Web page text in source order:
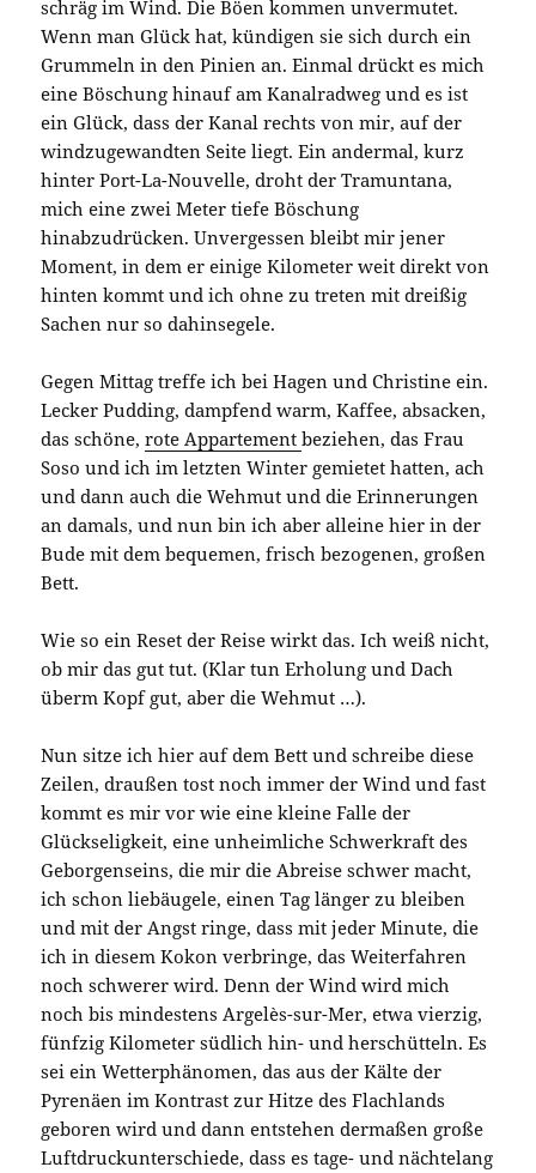
schräg im Wind. Die Böen kommen unvermutet.
Wenn man Glück hat, kündigen sie sich durch ein
Grummeln in den Pinien an. Einmal drückt es mich
eine Böschung hinauf am Kanalradweg und es ist
ein Glück, dass der Kanal rechts von mir, auf der
windzugewandten Seite liegt. Ein andermal, kurz
hinter Port-La-Nouvelle, droht der Tramuntana,
mich eine zwei Meter tiefe Böschung
hinabzudrücken. Unvergessen bleibt mir jener
Moment, in dem er einige Kilometer weit direkt von
hinten kommt und ich ohne zu treten mit dreißig
Sachen nur so dahinsegele.
Gegen Mittag treffe ich bei Hagen und Christine ein.
Lecker Pudding, dampfend warm, Kaffee, absacken,
das schöne,rote Appartementbeziehen, das Frau
Soso und ich im letzten Winter gemietet hatten, ach
und dann auch die Wehmut und die Erinnerungen
an damals, und nun bin ich aber alleine hier in der
Bude mit dem bequemen, frisch bezogenen, großen
Bett.
Wie so ein Reset der Reise wirkt das. Ich weiß nicht,
ob mir das gut tut. (Klar tun Erholung und Dach
überm Kopf gut, aber die Wehmut …).
Nun sitze ich hier auf dem Bett und schreibe diese
Zeilen, draußen tost noch immer der Wind und fast
kommt es mir vor wie eine kleine Falle der
Glückseligkeit, eine unheimliche Schwerkraft des
Geborgenseins, die mir die Abreise schwer macht,
ich schon liebäugele, einen Tag länger zu bleiben
und mit der Angst ringe, dass mit jeder Minute, die
ich in diesem Kokon verbringe, das Weiterfahren
noch schwerer wird. Denn der Wind wird mich
noch bis mindestens Argelès-sur-Mer, etwa vierzig,
fünfzig Kilometer südlich hin- und herschütteln. Es
sei ein Wetterphänomen, das aus der Kälte der
Pyrenäen im Kontrast zur Hitze des Flachlands
geboren wird und dann entstehen dermaßen große
Luftdruckunterschiede, dass es tage- und nächtelang